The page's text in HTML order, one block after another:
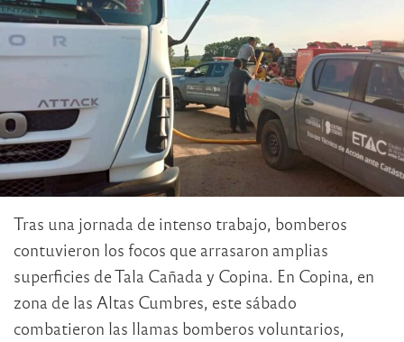
Tras una jornada de intenso trabajo, bomberos
contuvieron los focos que arrasaron amplias
superficies de Tala Cañada y Copina. En Copina, en
zona de las Altas Cumbres, este sábado
combatieron las llamas bomberos voluntarios,